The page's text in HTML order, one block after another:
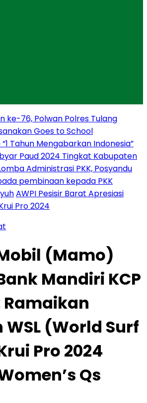
ke-76, Polwan Polres Tulang
Goes to School
Tahun Mengabarkan Indonesia”
Paud 2024 Tingkat Kabupaten
Administrasi PKK, Posyandu
pembinaan kepada PKK
AWPI Pesisir Barat Apresiasi
Pro 2024
(Mamo)
Mandiri KCP
Ramaikan
(World Surf
Pro 2024
Qs